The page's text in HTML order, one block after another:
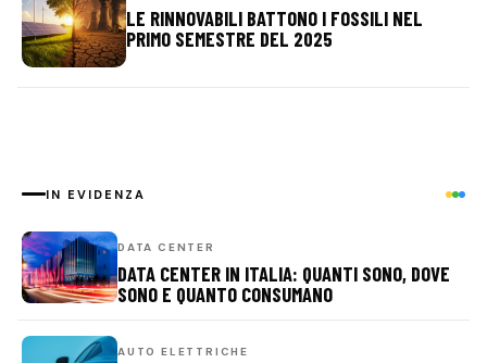
LE RINNOVABILI BATTONO I FOSSILI NEL
PRIMO SEMESTRE DEL 2025
IN EVIDENZA
DATA CENTER
DATA CENTER IN ITALIA: QUANTI SONO, DOVE
SONO E QUANTO CONSUMANO
AUTO ELETTRICHE